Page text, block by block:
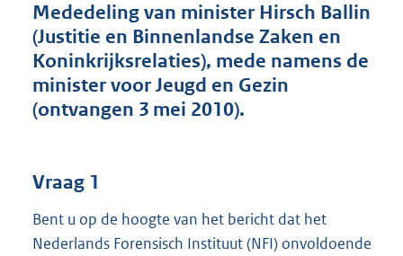
:
4
3
b
Mededeling van minister Hirsch Ballin
(Justitie en Binnenlandse Zaken en
Koninkrijksrelaties), mede namens de
minister voor Jeugd en Gezin
(ontvangen 3 mei 2010).
Vraag 1
Bent u op de hoogte van het bericht dat het
Nederlands Forensisch Instituut (NFI) onvoldoende